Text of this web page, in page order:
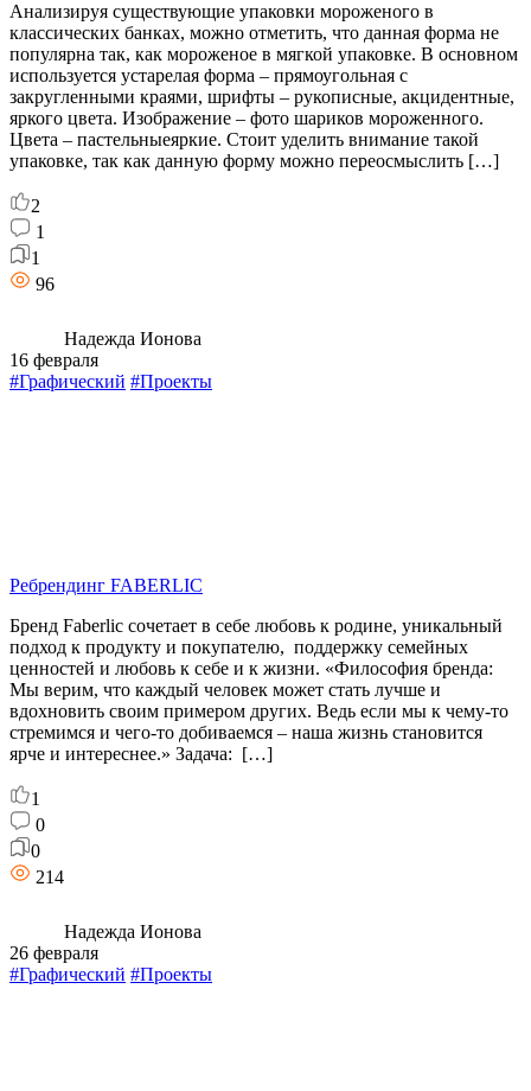
Анализируя существующие упаковки мороженого в
классических банках, можно отметить, что данная форма не
популярна так, как мороженое в мягкой упаковке. В основном
используется устарелая форма – прямоугольная с
закругленными краями, шрифты – рукописные, акцидентные,
яркого цвета. Изображение – фото шариков мороженного.
Цвета – пастельныеяркие. Стоит уделить внимание такой
упаковке, так как данную форму можно переосмыслить […]
2
1
1
96
Надежда Ионова
16 февраля
#Графический #Проекты
Ребрендинг FABERLIC
Бренд Faberlic сочетает в себе любовь к родине, уникальный
подход к продукту и покупателю, поддержку семейных
ценностей и любовь к себе и к жизни. «Философия бренда:
Мы верим, что каждый человек может стать лучше и
вдохновить своим примером других. Ведь если мы к чему-то
стремимся и чего-то добиваемся – наша жизнь становится
ярче и интереснее.» Задача: […]
1
0
0
214
Надежда Ионова
26 февраля
#Графический #Проекты